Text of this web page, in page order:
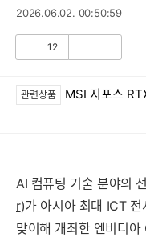
토
2026.06.02. 00:50:59
12
관련상품
AI 컴퓨팅 기술 분야의
r)가 아시아 최대 ICT
맞이해 개최한 엔비디